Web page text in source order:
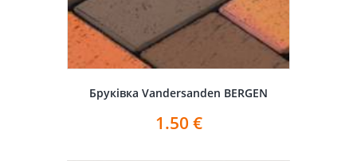
Бруківка Vandersanden BERGEN
1.50 €